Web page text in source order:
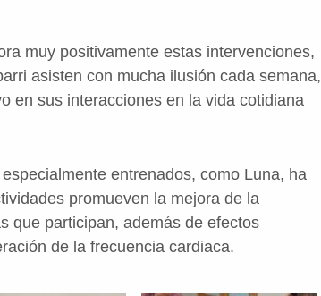
muy positivamente estas intervenciones,
asisten con mucha ilusión cada semana,
en sus interacciones en la vida cotidiana
entrenados, como Luna, ha
promueven la mejora de la
que participan, además de efectos
de la frecuencia cardiaca.